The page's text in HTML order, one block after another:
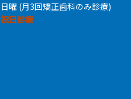
日曜 (月3回矯正歯科のみ診療)
祝日診療